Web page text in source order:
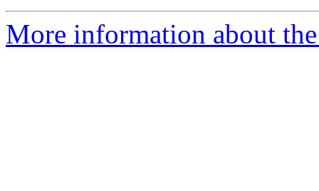
More information about